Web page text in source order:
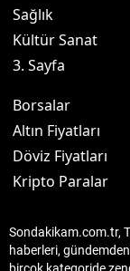
Sağlık
Kültür Sanat
3. Sayfa
Borsalar
Altın Fiyatları
Döviz Fiyatları
Kripto Paralar
Sondakikam.com.tr,
haberleri,
birçok kategoride